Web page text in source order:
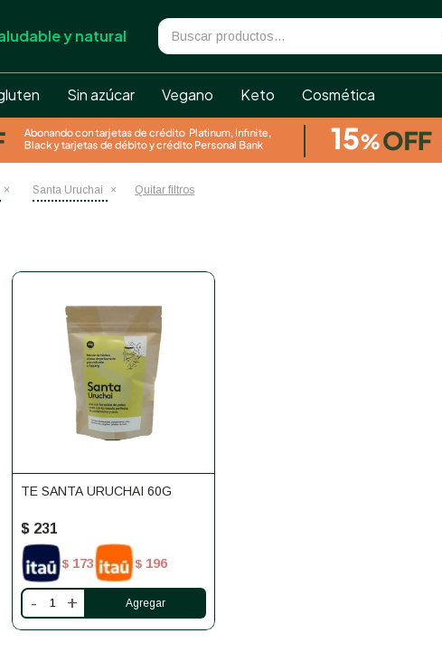
y natural
Sin azúcar Vegano Keto Cosmética
Santa Uruchai Quitar filtros
TE SANTA URUCHAI 60G
$ 231
$ 173 $ 196
- +